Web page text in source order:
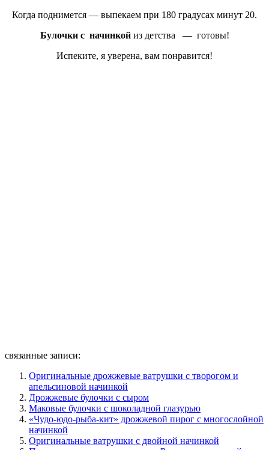
Когда поднимется — выпекаем при 180 градусах минут 20.
Булочки с начинкойиз детства — готовы!
Испеките, я уверена, вам понравится!
связанные записи:
Оригинальные дрожжевые ватрушки с творогом и
апельсиновой начинкой
Дрожжевые булочки с сыром
Маковые булочки с шоколадной глазурью
«Чудо-юдо-рыба-кит» дрожжевой пирог с многослойной
начинкой
Оригинальные ватрушки с двойной начинкой